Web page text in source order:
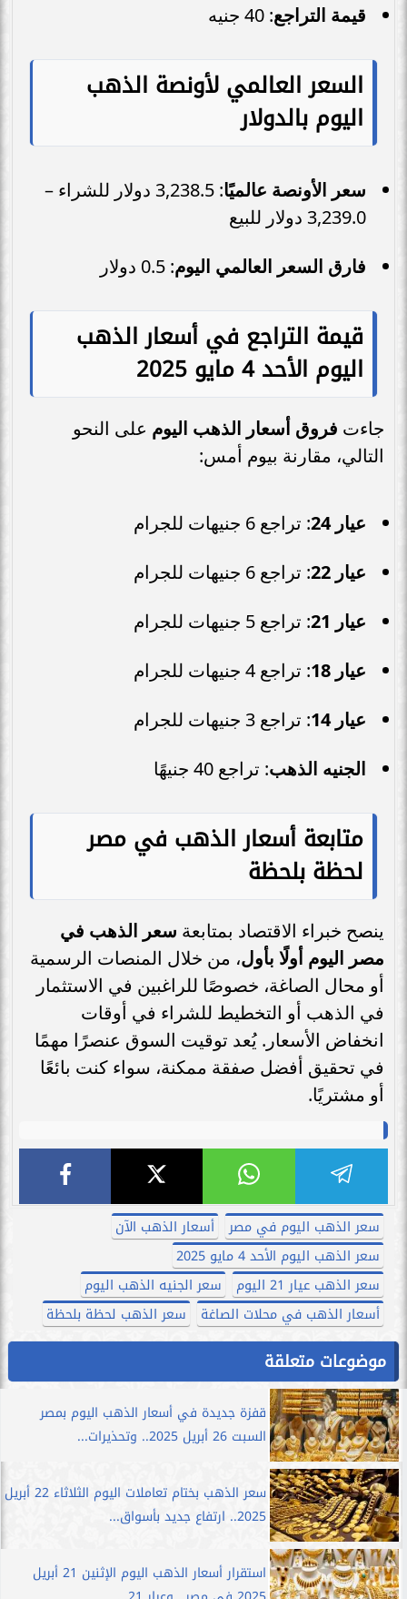
قيمة التراجع: 40 جنيه
السعر العالمي لأونصة الذهب
اليوم بالدولار
سعر الأونصة عالميًا
: 3,238.5 دولار للشراء –
3,239.0 دولار للبيع
فارق السعر العالمي اليوم: 0.5 دولار
قيمة التراجع في أسعار الذهب
اليوم الأحد 4 مايو 2025
جاءت فروق أسعار الذهب اليوم على النحو
التالي، مقارنة بيوم أمس:
عيار 24
: تراجع 6 جنيهات للجرام
عيار 22
: تراجع 6 جنيهات للجرام
عيار 21
: تراجع 5 جنيهات للجرام
عيار 18
: تراجع 4 جنيهات للجرام
عيار 14
: تراجع 3 جنيهات للجرام
الجنيه الذهب: تراجع 40 جنيهًا
متابعة أسعار الذهب في مصر
لحظة بلحظة
ينصح خبراء الاقتصاد بمتابعة سعر الذهب في
مصر اليوم أولًا بأول، من خلال المنصات الرسمية
أو محال الصاغة، خصوصًا للراغبين في الاستثمار
في الذهب أو التخطيط للشراء في أوقات
انخفاض الأسعار. يُعد توقيت السوق عنصرًا مهمًا
في تحقيق أفضل صفقة ممكنة، سواء كنت بائعًا
أو مشتريًا.
سعر الذهب اليوم في مصر
أسعار الذهب الآن
سعر الذهب اليوم الأحد 4 مايو 2025
سعر الذهب عيار 21 اليوم
سعر الجنيه الذهب اليوم
أسعار الذهب في محلات الصاغة
سعر الذهب لحظة بلحظة
موضوعات متعلقة
قفزة جديدة في أسعار الذهب اليوم بمصر
السبت 26 أبريل 2025.. وتحذيرات...
سعر الذهب بختام تعاملات اليوم الثلاثاء 22 أبريل
2025.. ارتفاع جديد بأسواق...
استقرار أسعار الذهب اليوم الإثنين 21 أبريل